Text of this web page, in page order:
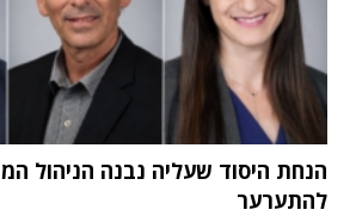
הנחת היסוד שעליה נבנה הניהול
להתערער